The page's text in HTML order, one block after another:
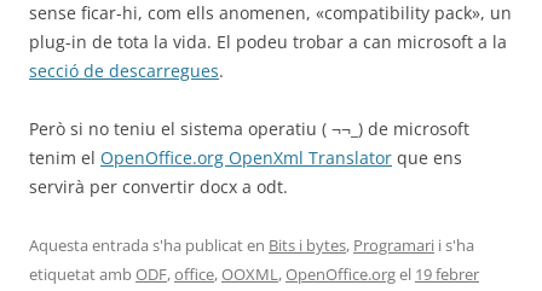
sense ficar-hi, com ells anomenen, «compatibility pack», un
plug-in de tota la vida. El podeu trobar a can microsoft a la
secció de descarregues.
Però si no teniu el sistema operatiu ( ¬¬_) de microsoft
tenim el OpenOffice.org OpenXml Translator que ens
servirà per convertir docx a odt.
Aquesta entrada s'ha publicat en Bits i bytes, Programari i s'ha
etiquetat ambODF,office,OOXML,OpenOffice.orgel 19 febrer